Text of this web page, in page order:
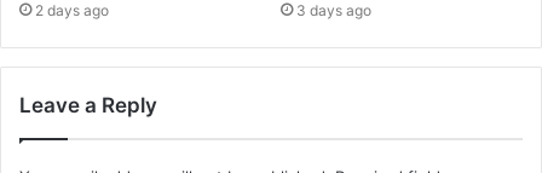
2 days ago 3 days ago
Leave a Reply